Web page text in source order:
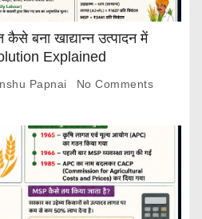
कैसे बना खाद्यान्न उत्पादन में
Explained
Papnai No Comments